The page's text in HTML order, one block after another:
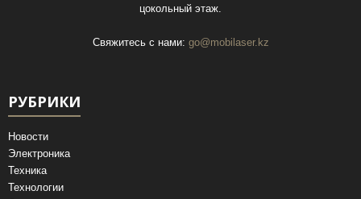
цокольный этаж.
Свяжитесь с нами: go@mobilaser.kz
РУБРИКИ
Новости
Электроника
Техника
Технологии